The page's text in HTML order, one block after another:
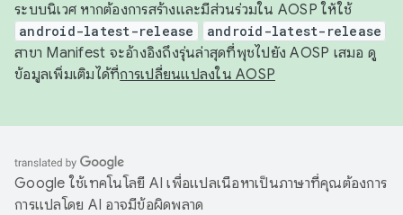
ระบบนิเวศ หากต้องการสร้างและมีส่วนร่วมใน AOSP ให้ใช้
android-latest-release android-latest-release
สาขา Manifest จะอ้างอิงถึงรุ่นล่าสุดที่พุชไปยัง AOSP เสมอ ดู
ข้อมูลเพิ่มเติมได้ที่การเปลี่ยนแปลงใน AOSP
Google ใช้เทคโนโลยี AI เพื่อแปลเนื้อหาเป็นภาษาที่คุณต้องการ
การแปลโดย AI อาจมีข้อผิดพลาด